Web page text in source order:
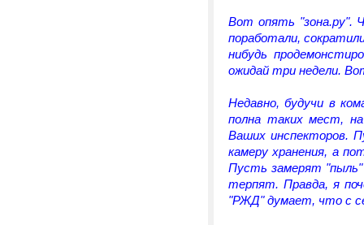
Вот опять "зона.ру".
поработали,
нибудь
ожидай три недели.
Недавно, будучи в
полна таких мест,
Ваших инспекторов.
камеру хранения, а
Пусть замерят
терпят. Правда, я
"РЖД" думает, что с